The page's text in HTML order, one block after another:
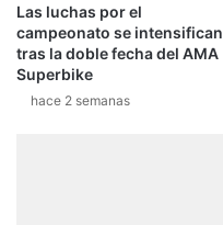
Las luchas por el
campeonato se intensifican
tras la doble fecha del AMA
Superbike
hace 2 semanas